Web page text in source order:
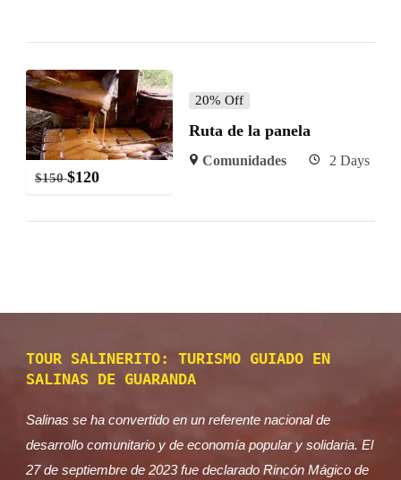
$150 $120
20% Off
Ruta de la panela
Comunidades 2 Days
TOUR SALINERITO: TURISMO GUIADO EN
SALINAS DE GUARANDA
Salinas se ha convertido en un referente nacional de
desarrollo comunitario y de economía popular y solidaria. El
27 de septiembre de 2023 fue declarado Rincón Mágico de